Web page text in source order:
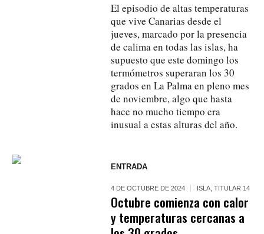
El episodio de altas temperaturas
que vive Canarias desde el
jueves, marcado por la presencia
de calima en todas las islas, ha
supuesto que este domingo los
termómetros superaran los 30
grados en La Palma en pleno mes
de noviembre, algo que hasta
hace no mucho tiempo era
inusual a estas alturas del año.
ENTRADA
4 DE OCTUBRE DE 2024 ISLA ,TITULAR 14
Octubre comienza con calor
y temperaturas cercanas a